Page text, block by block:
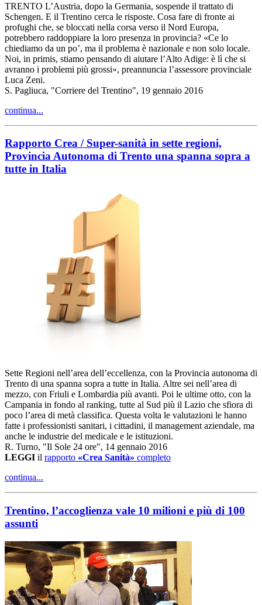
TRENTO L’Austria, dopo la Germania, sospende il trattato di
Schengen. E il Trentino cerca le risposte. Cosa fare di fronte ai
profughi che, se bloccati nella corsa verso il Nord Europa,
potrebbero raddoppiare la loro presenza in provincia? «Ce lo
chiediamo da un po’, ma il problema è nazionale e non solo locale.
Noi, in primis, stiamo pensando di aiutare l’Alto Adige: è lì che si
avranno i problemi più grossi», preannuncia l’assessore provinciale
Luca Zeni.
S. Pagliuca, "Corriere del Trentino", 19 gennaio 2016
continua...
Rapporto Crea / Super-sanità in sette regioni,
Provincia Autonoma di Trento una spanna sopra a
tutte in Italia
Sette Regioni nell’area dell’eccellenza, con la Provincia autonoma di
Trento di una spanna sopra a tutte in Italia. Altre sei nell’area di
mezzo, con Friuli e Lombardia più avanti. Poi le ultime otto, con la
Campania in fondo al ranking, tutte al Sud più il Lazio che sfiora di
poco l’area di metà classifica. Questa volta le valutazioni le hanno
fatte i professionisti sanitari, i cittadini, il management aziendale, ma
anche le industrie del medicale e le istituzioni.
R. Turno, "Il Sole 24 ore", 14 gennaio 2016
LEGGI il rapporto «Crea Sanità» completo
continua...
Trentino, l’accoglienza vale 10 milioni e più di 100
assunti